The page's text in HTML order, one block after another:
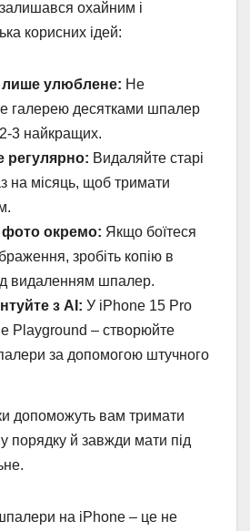
охайним і
корисних ідей:
лише улюблене: Не
галерею десятками шпалер
3 найкращих.
Видаляйте старі
на місяць, щоб тримати
фото окремо: Якщо боїтеся
зробіть копію в
видаленням шпалер.
з AI: У iPhone 15 Pro
Playground – створюйте
за допомогою штучного
допоможуть вам тримати
порядку й завжди мати під
на iPhone – це не